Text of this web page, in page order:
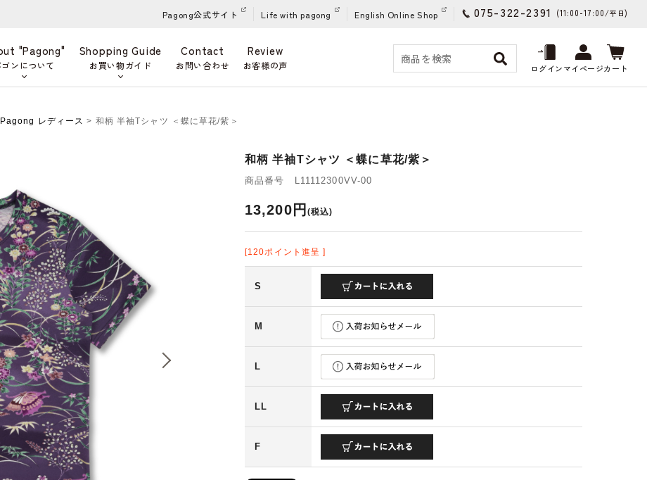
Pagong公式サイト Life with pagong English Online Shop 075-322-2391 (11:00-17:00/平日)
"Pagong"
ンについて
Shopping Guide
お買い物ガイド
Contact
お問い合わせ
Review
お客様の声 ログインマイページカート
Pagong レディース > 和柄 半袖Tシャツ ＜蝶に草花/紫＞
和柄 半袖Tシャツ ＜蝶に草花/紫＞
商品番号 L11112300VV-00
13,200円 (税込)
[120ポイント進呈 ]
S
M
L
LL
F